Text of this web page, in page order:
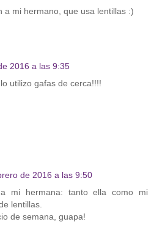
a mi hermano, que usa lentillas :)
2016 a las 9:35
utilizo gafas de cerca!!!!
de 2016 a las 9:50
mi hermana: tanto ella como mi
lentillas.
de semana, guapa!